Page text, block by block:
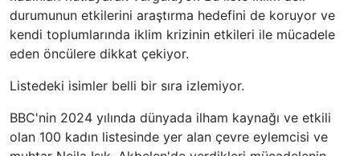
durumunun etkilerini araştırma hedefini de koruyor ve
kendi toplumlarında iklim krizinin etkileri ile mücadele
eden öncülere dikkat çekiyor.
Listedeki isimler belli bir sıra izlemiyor.
BBC'nin 2024 yılında dünyada ilham kaynağı ve etkili
olan 100 kadın listesinde yer alan çevre eylemcisi ve